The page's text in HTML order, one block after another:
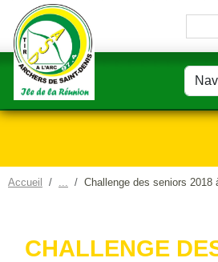
Accueil Challenge des seniors 2018
CHALLENGE
Panneau de gestion des cookies